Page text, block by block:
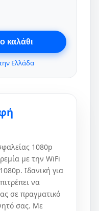
καλάθι
Ελλάδα
1080p
με την WiFi
Ιδανική για
να
σε πραγματικό
σας. Με